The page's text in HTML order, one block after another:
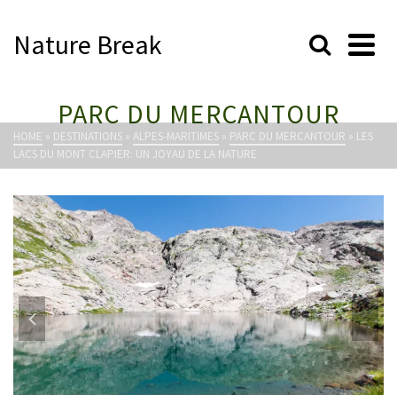
Nature Break
PARC DU MERCANTOUR
HOME » DESTINATIONS » ALPES-MARITIMES » PARC DU MERCANTOUR » LES
LACS DU MONT CLAPIER: UN JOYAU DE LA NATURE